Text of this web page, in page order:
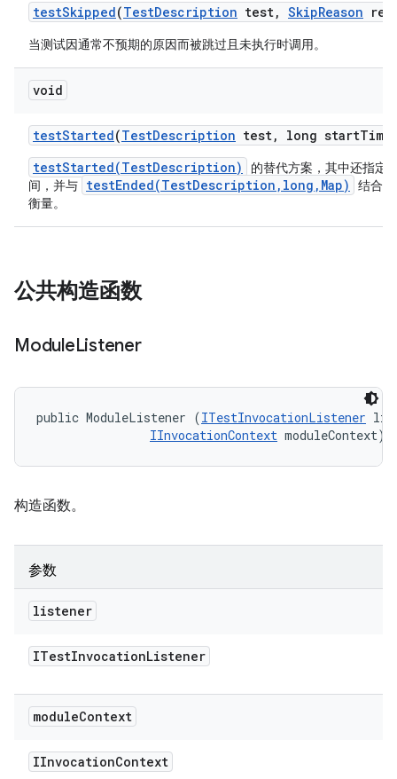
testSkipped(TestDescription test, SkipReason
当测试因通常不预期的原因而被跳过且未执行时调用。
void
testStarted(TestDescription test, long start
testStarted(TestDescription)
的替代方案，其中还指定
间，并与 testEnded(TestDescription,long,Map)
结合
衡量。
公共构造函数
ModuleListener
public ModuleListener (ITestInvocationListener
IInvocationContext moduleContext)
构造函数。
参数
listener
ITestInvocationListener
moduleContext
IInvocationContext